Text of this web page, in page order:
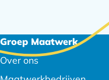
Footer
navigatie
Groep Maatwerk
Over ons